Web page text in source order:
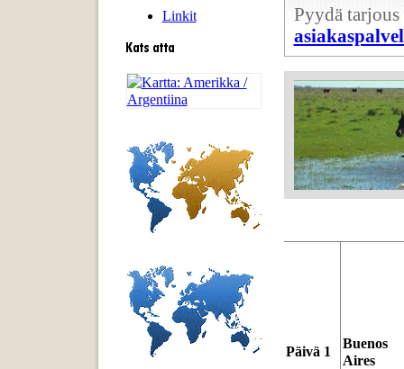
Pyydä
Päivä 1
Buenos
Aires
Linkit